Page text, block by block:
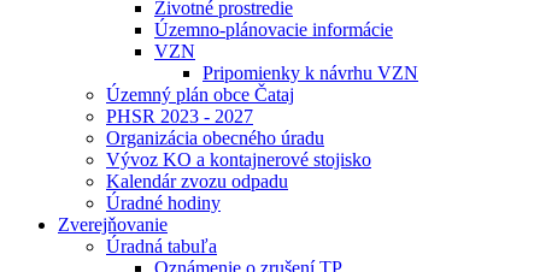
Životné prostredie
Územno-plánovacie informácie
VZN
Pripomienky k návrhu VZN
Územný plán obce Čataj
PHSR 2023 - 2027
Organizácia obecného úradu
Vývoz KO a kontajnerové stojisko
Kalendár zvozu odpadu
Úradné hodiny
Zverejňovanie
Úradná tabuľa
Oznámenie o zrušení TP